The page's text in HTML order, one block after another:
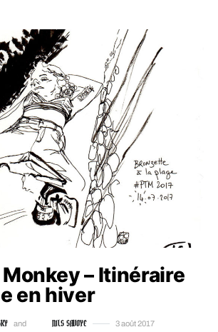
– Itinéraire
en hiver
and NILS SAVOYE 3 août 2017